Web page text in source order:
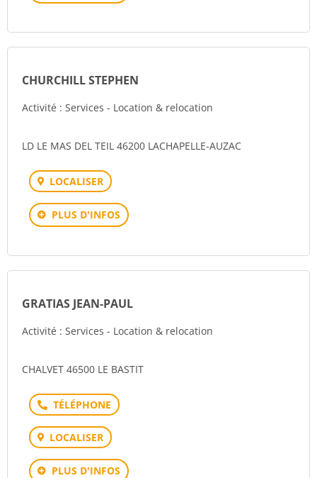
CHURCHILL STEPHEN
Activité : Services - Location & relocation
LD LE MAS DEL TEIL 46200 LACHAPELLE-AUZAC
LOCALISER
PLUS D'INFOS
GRATIAS JEAN-PAUL
Activité : Services - Location & relocation
CHALVET 46500 LE BASTIT
Téléphone
LOCALISER
PLUS D'INFOS